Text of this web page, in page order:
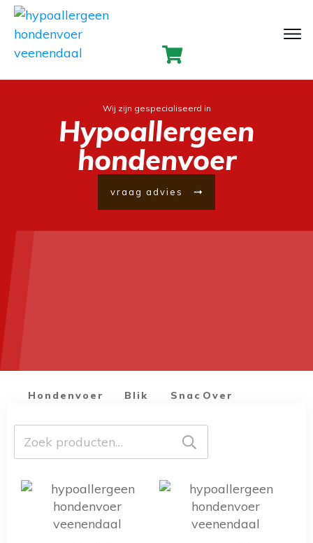
Wij zijn gespecialiseerd in
Hypoallergeen
hondenvoer
vraag advies
Hondenvoer
Blik
SnacksOver
Zoeken
naar:
Dit
product
heeft
Dit
product
heeft